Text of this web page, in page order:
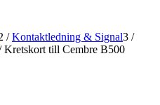
/ Kontaktledning & Signal3 /
Kretskort till Cembre B500